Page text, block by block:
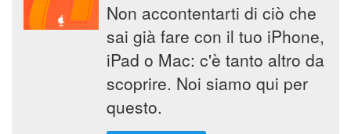
Non accontentarti di ciò che
sai già fare con il tuo iPhone,
iPad o Mac: c'è tanto altro da
scoprire. Noi siamo qui per
questo.